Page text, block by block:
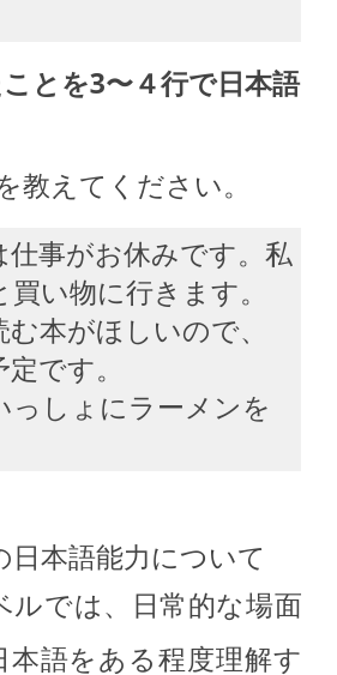
ことを3〜４行で日本語
教えてください。
仕事がお休みです。私
い物に行きます。
本がほしいので、
です。
っしょにラーメンを
本語能力について
ルでは、日常的な場面
語をある程度理解す